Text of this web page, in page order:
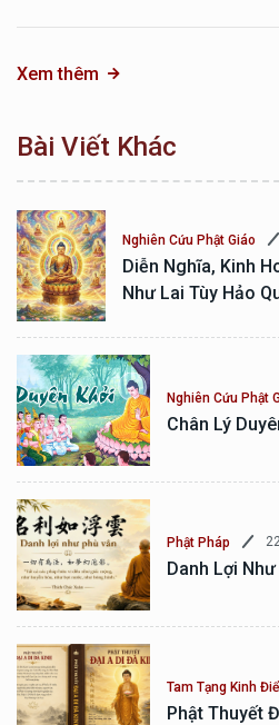
Xem thêm
Bài Viết Khác
Nghiên Cứu Phật Giáo
Diễn Nghĩa, Kinh
Như Lai Tùy Hảo
Nghiên Cứu Phật
Chân Lý
Phật Pháp
Danh Lợi
Tam Tạng Kinh
Phật Thuyết